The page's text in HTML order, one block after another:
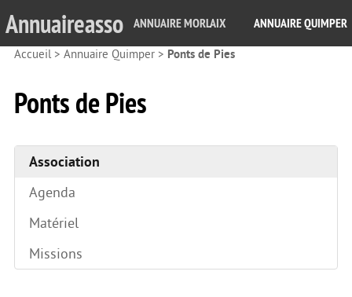
Annuaireasso ANNUAIRE MORLAIX ANNUAIRE QUIMPER
Accueil> Annuaire Quimper > Ponts de Pies
Ponts de Pies
Association
Agenda
Matériel
Missions